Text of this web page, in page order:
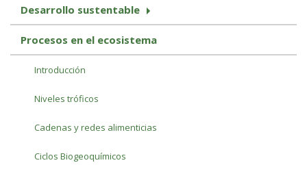
Desarrollo sustentable
Procesos en el ecosistema
Introducción
Niveles tróficos
Cadenas y redes alimenticias
Ciclos Biogeoquímicos